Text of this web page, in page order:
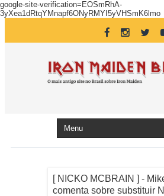
google-site-verification=EOSmRhA-
3yXea1dRtqYMnapf6ONyRMYI5yVHSmK6lmo
[ NICKO MCBRAIN ] -
comenta sobre substituir